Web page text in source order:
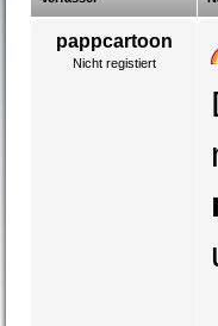
pappcartoon
Nicht registiert